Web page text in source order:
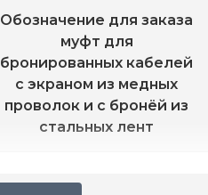
Обозначение для заказа
муфт для
бронированных кабелей
с экраном из медных
проволок и с бронёй из
стальных лент